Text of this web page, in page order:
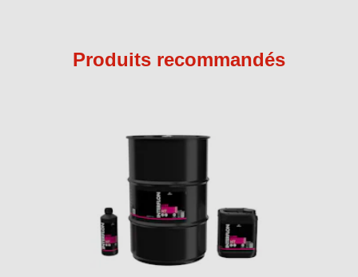
Produits recommandés